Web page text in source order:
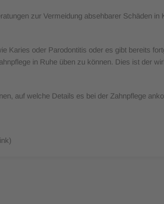
zur Vermeidung absehbarer Schäden in
Karies oder Parodontitis oder es gibt bereits
in Ruhe üben zu können. Dies ist der
auf welche Details es bei der Zahnpflege